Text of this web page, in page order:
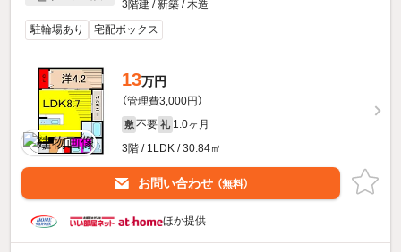
3階建 / 新築 / 木造
駐輪場あり
宅配ボックス
13万円
（管理費3,000円）
敷 不要 礼 1.0ヶ月
3階 / 1LDK / 30.84㎡
お問い合わせ （無料）
ほか提供